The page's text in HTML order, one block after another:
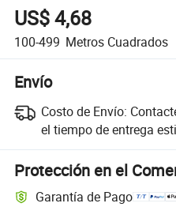
US$ 4,68
100-499 Metros Cuadrados
Envío
Costo de Envío:
el tiempo de entrega
Protección en el
Garantía de Pago